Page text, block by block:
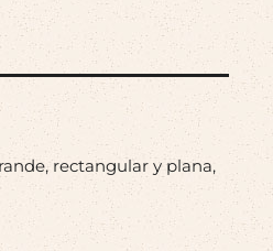
rectangular y plana,